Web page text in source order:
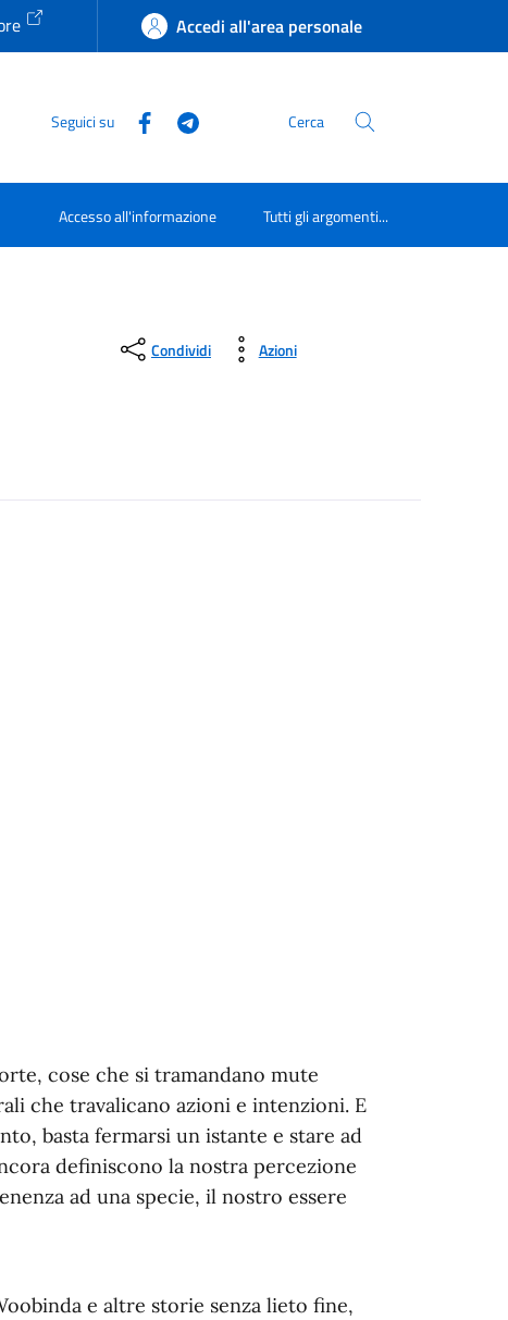
Accedi all'area personale
Seguici su Cerca
Accesso all'informazione Tutti gli argomenti...
Condividi Azioni
cose che si tramandano mute
che travalicano azioni e intenzioni. E
basta fermarsi un istante e stare ad
definiscono la nostra percezione
ad una specie, il nostro essere
e altre storie senza lieto fine,